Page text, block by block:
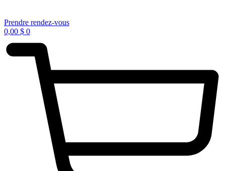
Prendre rendez-vous
0,00 $ 0